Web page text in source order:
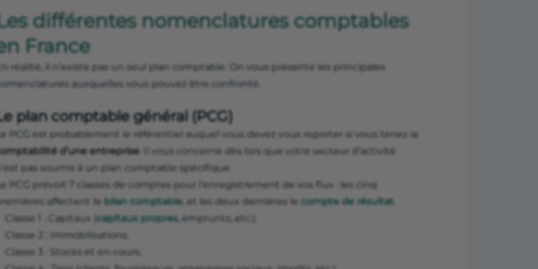
différentes nomenclatures comptables
France
réalité, il n’existe pas un seul plan comptable. On vous présente les principales
auxquelles vous pouvez être confronté.
plan comptable général (PCG)
PCG est probablement le référentiel auquel vous devez vous reporter si vous tenez la
d’une entreprise . Il vous concerne dès lors que votre secteur d’activité
pas soumis à un plan comptable spécifique.
PCG prévoit 7 classes de comptes pour l’enregistrement de vos flux : les cinq
affectent le bilan comptable, et les deux dernières le compte de résultat
Classe 1 : Capitaux (capitaux propres, emprunts, etc.).
Classe 2 : Immobilisations.
Classe 3 : Stocks et en-cours.